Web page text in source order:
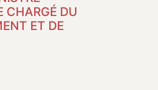
CHARGÉ DU
ET DE